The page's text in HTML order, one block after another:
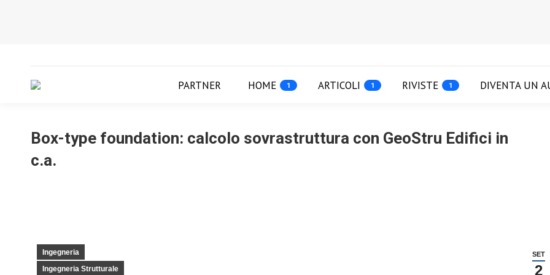
PARTNER HOME 1 ARTICOLI 1 RIVISTE 1 DIVENTA UN
Box-type foundation: calcolo sovrastruttura con GeoStru Edifici in
c.a.
SET
2
Ingegneria
Ingegneria Strutturale